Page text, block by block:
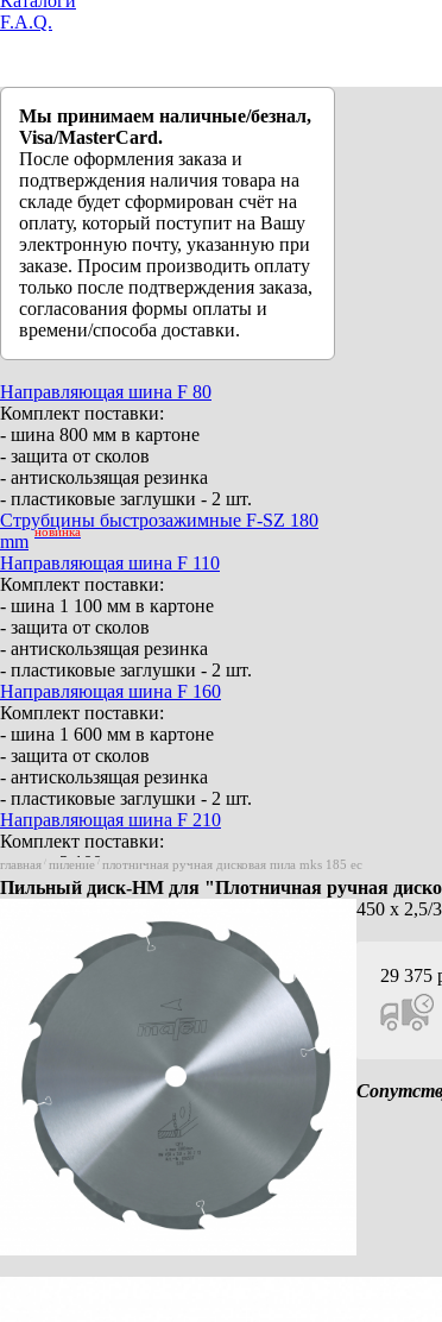
F.A.Q.
Мы принимаем наличные/безнал,
Visa/MasterCard.
После оформления заказа и
подтверждения наличия товара на
складе будет сформирован счёт на
оплату, который поступит на Вашу
электронную почту, указанную при
заказе. Просим производить оплату
только после подтверждения заказа,
согласования формы оплаты и
времени/способа доставки.
Направляющая шина F 80
Комплект поставки:
- шина 800 мм в картоне
- защита от сколов
- антискользящая резинка
- пластиковые заглушки - 2 шт.
Струбцины быстрозажимные F-SZ 180
mm новинка
Направляющая шина F 110
Комплект поставки:
- шина 1 100 мм в картоне
- защита от сколов
- антискользящая резинка
- пластиковые заглушки - 2 шт.
Направляющая шина F 160
Комплект поставки:
- шина 1 600 мм в картоне
- защита от сколов
- антискользящая резинка
- пластиковые заглушки - 2 шт.
Направляющая шина F 210
Комплект поставки:
- шина 2 100 мм в картоне
- защита от сколов
- антискользящая резинка
- пластиковые заглушки - 2 шт.
Направляющая шина F 310
Комплект поставки:
- шина 3 100 мм в картоне
- защита от сколов
- антискользящая резинка
- пластиковые заглушки - 2 шт.
Элемент соединения F-VS
Для 2 направляющих шин
Aerofix система – вакуумного крепления F-
AF 1
(шина, адаптер для верхнего и нижнего
шлангов)
Гибкий шланг FXS-L
растягивается до 3,2 м
главная / пиление / плотничная ручная дисковая пила mks 185 ec
Пильный диск-HM для "Плотничная ручная
450 х 2,5/
29 375